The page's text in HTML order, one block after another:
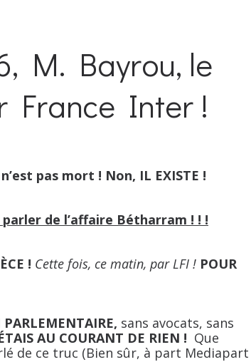
M. Bayrou, le
France Inter !
pas mort ! Non, IL EXISTE !
de l’affaire Bétharram ! ! !
! Cette fois, ce matin, par LFI ! POUR
sans avocats, sans
AU COURANT DE RIEN ! Que
de ce truc (Bien sûr, à part Mediapart